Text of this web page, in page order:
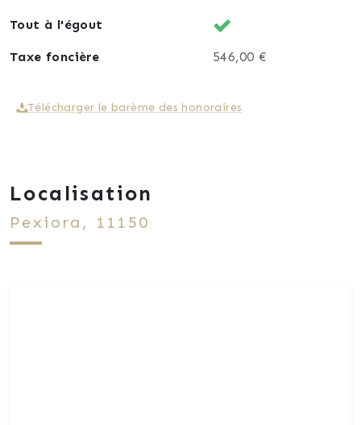
Tout à l'égout
Taxe foncière 546,00 €
Télécharger le barème des honoraires
Localisation
Pexiora, 11150